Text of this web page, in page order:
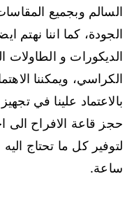
السالم وبجميع
الجودة، كما اننا نهتم
الديكورات و الطاولات
الكراسي، ويمكننا
بالاعتماد علينا في
حجز قاعة الافراح الى
ساعة.